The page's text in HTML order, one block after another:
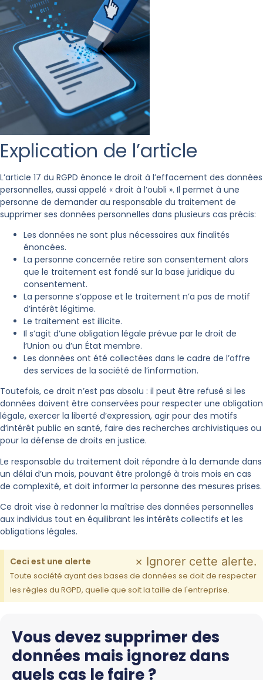
Explication de l’article
L’article 17 du RGPD énonce le droit à l’effacement des données
personnelles, aussi appelé « droit à l’oubli ». Il permet à une
personne de demander au responsable du traitement de
supprimer ses données personnelles dans plusieurs cas précis:
Les données ne sont plus nécessaires aux finalités
énoncées.
La personne concernée retire son consentement alors
que le traitement est fondé sur la base juridique du
consentement.
La personne s’oppose et le traitement n’a pas de motif
d’intérêt légitime.
Le traitement est illicite.
Il s’agit d’une obligation légale prévue par le droit de
l’Union ou d’un État membre.
Les données ont été collectées dans le cadre de l’offre
des services de la société de l’information.
Toutefois, ce droit n’est pas absolu : il peut être refusé si les
données doivent être conservées pour respecter une obligation
légale, exercer la liberté d’expression, agir pour des motifs
d’intérêt public en santé, faire des recherches archivistiques ou
pour la défense de droits en justice.
Le responsable du traitement doit répondre à la demande dans
un délai d’un mois, pouvant être prolongé à trois mois en cas
de complexité, et doit informer la personne des mesures prises.
Ce droit vise à redonner la maîtrise des données personnelles
aux individus tout en équilibrant les intérêts collectifs et les
obligations légales.
Ceci est une alerte
Toute société ayant des bases de données se doit de respecter
les règles du RGPD, quelle que soit la taille de l'entreprise.
× Ignorer cette alerte.
Vous devez supprimer des
données mais ignorez dans
quels cas le faire ?